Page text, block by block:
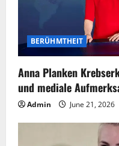
BERÜHMTHEIT
Anna Planken
und mediale
Admin June 21, 2026